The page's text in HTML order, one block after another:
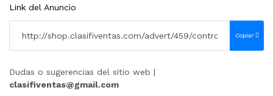
Link del Anuncio
Copiar
Dudas o sugerencias del sitio web |
clasifiventas@gmail.com